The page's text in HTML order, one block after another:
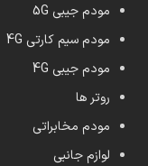
مودم جیبی 5G
مودم سیم کارتی 4G
مودم جیبی 4G
روتر ها
مودم مخابراتی
لوازم جانبی